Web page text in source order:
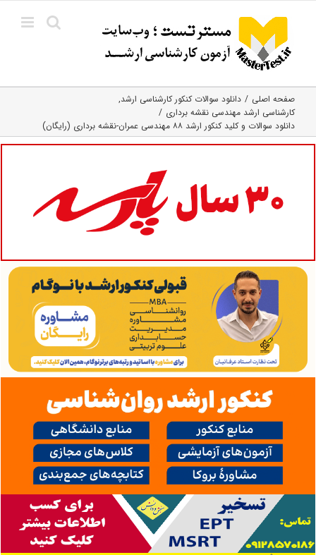
content
صفحه اصلی
دانلود سوالات کنکور کارشناسی ارشد
کارشناسی ارشد مهندسی نقشه برداری
دانلود سوالات و کلید کنکور ارشد ۸۸ مهندسی عمران-نقشه برداری (رایگان)